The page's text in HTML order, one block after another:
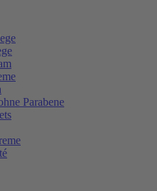
Parabene